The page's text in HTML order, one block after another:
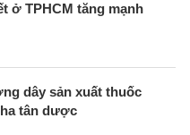
ở TPHCM tăng mạnh
dây sản xuất thuốc
tân dược